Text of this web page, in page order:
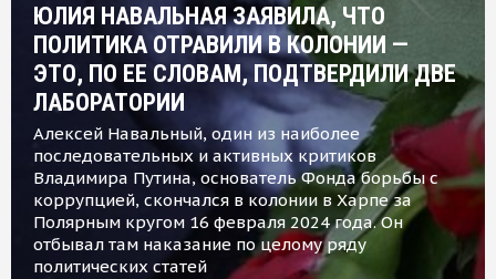
ЮЛИЯ НАВАЛЬНАЯ ЗАЯВИЛА, ЧТО
ПОЛИТИКА ОТРАВИЛИ В КОЛОНИИ —
ЭТО, ПО ЕЕ СЛОВАМ, ПОДТВЕРДИЛИ ДВЕ
ЛАБОРАТОРИИ
Алексей Навальный, один из наиболее
последовательных и активных критиков
Владимира Путина, основатель Фонда борьбы с
коррупцией, скончался в колонии в Харпе за
Полярным кругом 16 февраля 2024 года. Он
отбывал там наказание по целому ряду
политических статей